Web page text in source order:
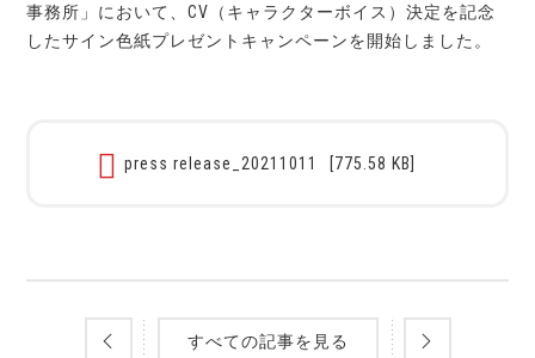
事務所」において、CV（キャラクターボイス）決定を記念
したサイン色紙プレゼントキャンペーンを開始しました。
press release_20211011 [775.58 KB]
すべての記事を見る